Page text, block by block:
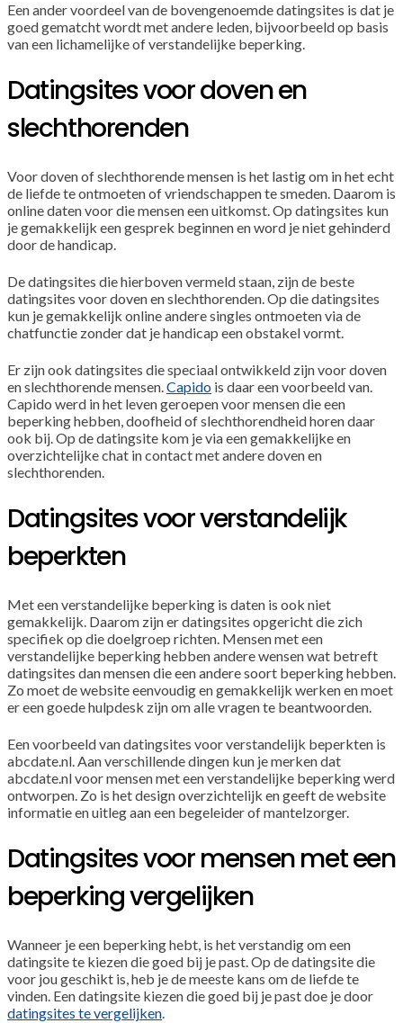
Een ander voordeel van de bovengenoemde datingsites is dat je
goed gematcht wordt met andere leden, bijvoorbeeld op basis
van een lichamelijke of verstandelijke beperking.
Datingsites voor doven en
slechthorenden
Voor doven of slechthorende mensen is het lastig om in het echt
de liefde te ontmoeten of vriendschappen te smeden. Daarom is
online daten voor die mensen een uitkomst. Op datingsites kun
je gemakkelijk een gesprek beginnen en word je niet gehinderd
door de handicap.
De datingsites die hierboven vermeld staan, zijn de beste
datingsites voor doven en slechthorenden. Op die datingsites
kun je gemakkelijk online andere singles ontmoeten via de
chatfunctie zonder dat je handicap een obstakel vormt.
Er zijn ook datingsites die speciaal ontwikkeld zijn voor doven
en slechthorende mensen.Capido is daar een voorbeeld van.
Capido werd in het leven geroepen voor mensen die een
beperking hebben, doofheid of slechthorendheid horen daar
ook bij. Op de datingsite kom je via een gemakkelijke en
overzichtelijke chat in contact met andere doven en
slechthorenden.
Datingsites voor verstandelijk
beperkten
Met een verstandelijke beperking is daten is ook niet
gemakkelijk. Daarom zijn er datingsites opgericht die zich
specifiek op die doelgroep richten. Mensen met een
verstandelijke beperking hebben andere wensen wat betreft
datingsites dan mensen die een andere soort beperking hebben.
Zo moet de website eenvoudig en gemakkelijk werken en moet
er een goede hulpdesk zijn om alle vragen te beantwoorden.
Een voorbeeld van datingsites voor verstandelijk beperkten is
abcdate.nl. Aan verschillende dingen kun je merken dat
abcdate.nl voor mensen met een verstandelijke beperking werd
ontworpen. Zo is het design overzichtelijk en geeft de website
informatie en uitleg aan een begeleider of mantelzorger.
Datingsites voor mensen met een
beperking vergelijken
Wanneer je een beperking hebt, is het verstandig om een
datingsite te kiezen die goed bij je past. Op de datingsite die
voor jou geschikt is, heb je de meeste kans om de liefde te
vinden. Een datingsite kiezen die goed bij je past doe je door
datingsites te vergelijken.